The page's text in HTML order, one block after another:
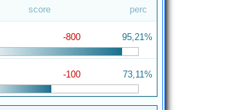
score perc
-800 95,21%
-100 73,11%